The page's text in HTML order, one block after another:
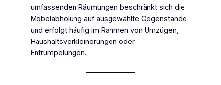
umfassenden Räumungen beschränkt sich die
Möbelabholung auf ausgewählte Gegenstände
und erfolgt häufig im Rahmen von Umzügen,
Haushaltsverkleinerungen oder
Entrümpelungen.